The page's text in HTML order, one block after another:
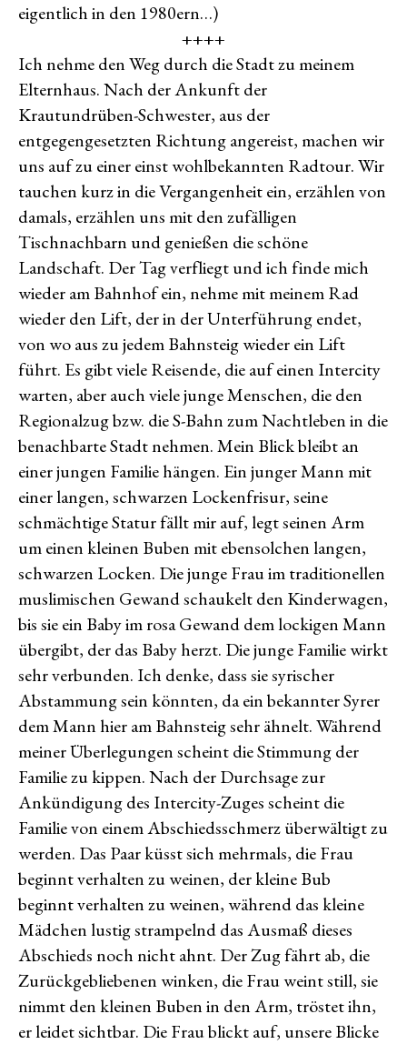
eigentlich in den 1980ern…)
++++
Ich nehme den Weg durch die Stadt zu meinem
Elternhaus. Nach der Ankunft der
Krautundrüben-Schwester, aus der
entgegengesetzten Richtung angereist, machen wir
uns auf zu einer einst wohlbekannten Radtour. Wir
tauchen kurz in die Vergangenheit ein, erzählen von
damals, erzählen uns mit den zufälligen
Tischnachbarn und genießen die schöne
Landschaft. Der Tag verfliegt und ich finde mich
wieder am Bahnhof ein, nehme mit meinem Rad
wieder den Lift, der in der Unterführung endet,
von wo aus zu jedem Bahnsteig wieder ein Lift
führt. Es gibt viele Reisende, die auf einen Intercity
warten, aber auch viele junge Menschen, die den
Regionalzug bzw. die S-Bahn zum Nachtleben in die
benachbarte Stadt nehmen. Mein Blick bleibt an
einer jungen Familie hängen. Ein junger Mann mit
einer langen, schwarzen Lockenfrisur, seine
schmächtige Statur fällt mir auf, legt seinen Arm
um einen kleinen Buben mit ebensolchen langen,
schwarzen Locken. Die junge Frau im traditionellen
muslimischen Gewand schaukelt den Kinderwagen,
bis sie ein Baby im rosa Gewand dem lockigen Mann
übergibt, der das Baby herzt. Die junge Familie wirkt
sehr verbunden. Ich denke, dass sie syrischer
Abstammung sein könnten, da ein bekannter Syrer
dem Mann hier am Bahnsteig sehr ähnelt. Während
meiner Überlegungen scheint die Stimmung der
Familie zu kippen. Nach der Durchsage zur
Ankündigung des Intercity-Zuges scheint die
Familie von einem Abschiedsschmerz überwältigt zu
werden. Das Paar küsst sich mehrmals, die Frau
beginnt verhalten zu weinen, der kleine Bub
beginnt verhalten zu weinen, während das kleine
Mädchen lustig strampelnd das Ausmaß dieses
Abschieds noch nicht ahnt. Der Zug fährt ab, die
Zurückgebliebenen winken, die Frau weint still, sie
nimmt den kleinen Buben in den Arm, tröstet ihn,
er leidet sichtbar. Die Frau blickt auf, unsere Blicke